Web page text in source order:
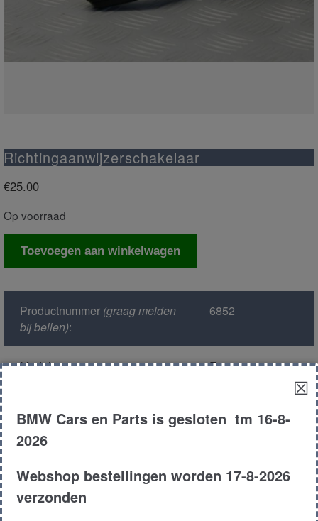
Richtingaanwijzerschakelaar
€25.00
Op voorraad
Richtingaanwijzerschakelaar
Toevoegen aan winkelwagen
Productnummer(graag melden
bij bellen):
6852
Model : E38
Metallic
Motor type :
☒
BMW Cars en Parts is gesloten tm 16-8-
2026
Webshop bestellingen worden 17-8-2026
verzonden